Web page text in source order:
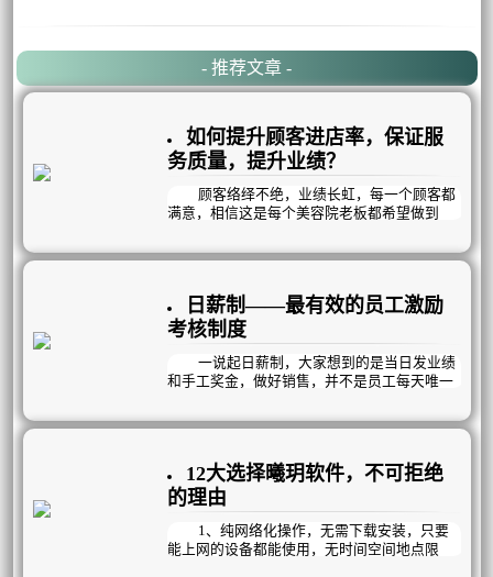
- 推荐文章 -
如何提升顾客进店率，保证服
务质量，提升业绩？
顾客络绎不绝，业绩长虹，每一个顾客都
满意，相信这是每个美容院老板都希望做到
老板天天守在店里，甚至还在店里装监
法……
其实一切真不用那么辛苦！
我来告诉你一套最简单的方法，你不用守
在店内，就可以轻轻松松让员工自觉的保证服
务质量，还能轻松提升顾客进店率，我们是如
日薪制——最有效的员工激励
考核制度
一说起日薪制，大家想到的是当日发业绩
和手工奖金，做好销售，并不是员工每天唯一
服务记录，令所有顾客都满意等……
艰难。因此，睿智的老板们更懂得把控员工每
日工作完成情况。
现在我们分享另一种更落地的日薪制：按
员工每日工作完成情况进行考核。
12大选择曦玥软件，不可拒绝
的理由
1、纯网络化操作，无需下载安装，只要
能上网的设备都能使用，无时间空间地点限